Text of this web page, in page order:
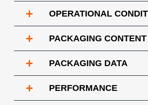
+ OPERATIONAL
+ PACKAGING CONTENT
+ PACKAGING DATA
+ PERFORMANCE